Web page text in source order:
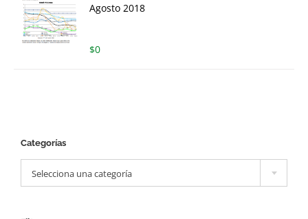
Agosto 2018
$0
Categorías
Selecciona una categoría